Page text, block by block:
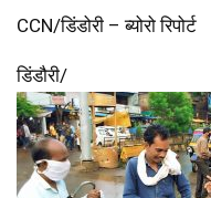
CCN/डिंडोरी – ब्योरो रिपोर्ट
डिंडौरी/